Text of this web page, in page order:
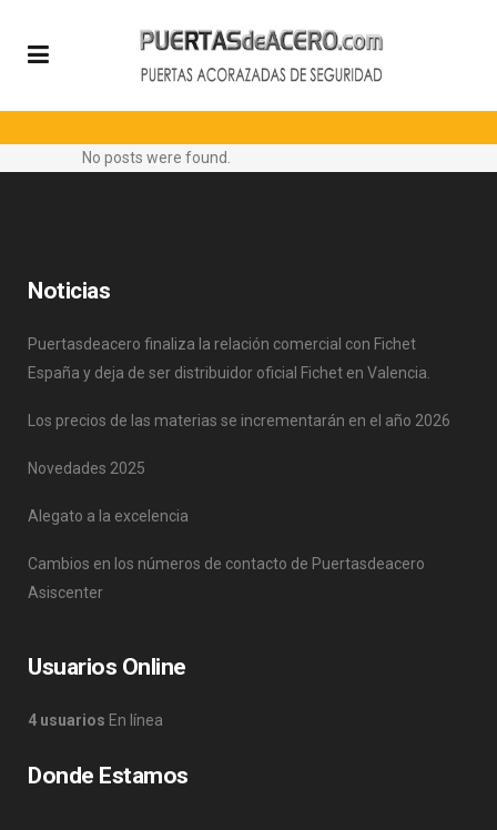
No posts were found.
Noticias
Puertasdeacero finaliza la relación comercial con Fichet
España y deja de ser distribuidor oficial Fichet en Valencia.
Los precios de las materias se incrementarán en el año 2026
Novedades 2025
Alegato a la excelencia
Cambios en los números de contacto de Puertasdeacero
Asiscenter
Usuarios Online
4 usuarios En línea
Donde Estamos